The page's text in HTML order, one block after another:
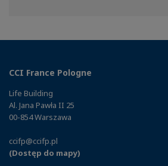
CCI France Pologne
Life Building
Al. Jana Pawła II 25
00-854 Warszawa
ccifp@ccifp.pl
(Dostęp do mapy)